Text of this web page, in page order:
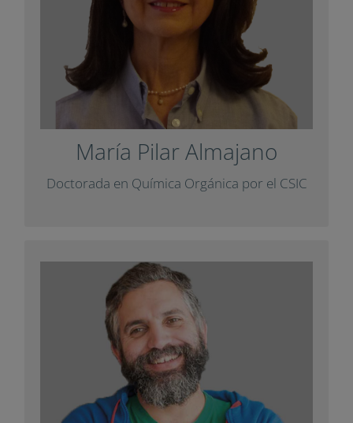
María Pilar Almajano
Doctorada en Química Orgánica por el CSIC
antioxidantes naturales y la mejora del
aprendizaje de los estudiantes.
Ha colaborado con
con un artículo
para la revista
Diàlegs
.
+ Info
David Cuartielles
Licenciado en Ingeniería de
Telecomunicaciones y uno de los
cofundadores de la plataforma de código
abierto Arduino. Además, fundó el